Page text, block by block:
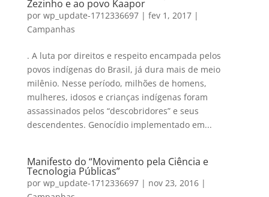
Zezinho e ao povo Kaapor
por wp_update-1712336697| fev 1, 2017|
Campanhas
. A luta por direitos e respeito encampada pelos
povos indígenas do Brasil, já dura mais de meio
milênio. Nesse período, milhões de homens,
mulheres, idosos e crianças indígenas foram
assassinados pelos “descobridores” e seus
descendentes. Genocídio implementado em...
Manifesto do “Movimento pela Ciência e
Tecnologia Públicas”
por wp_update-1712336697| nov 23, 2016|